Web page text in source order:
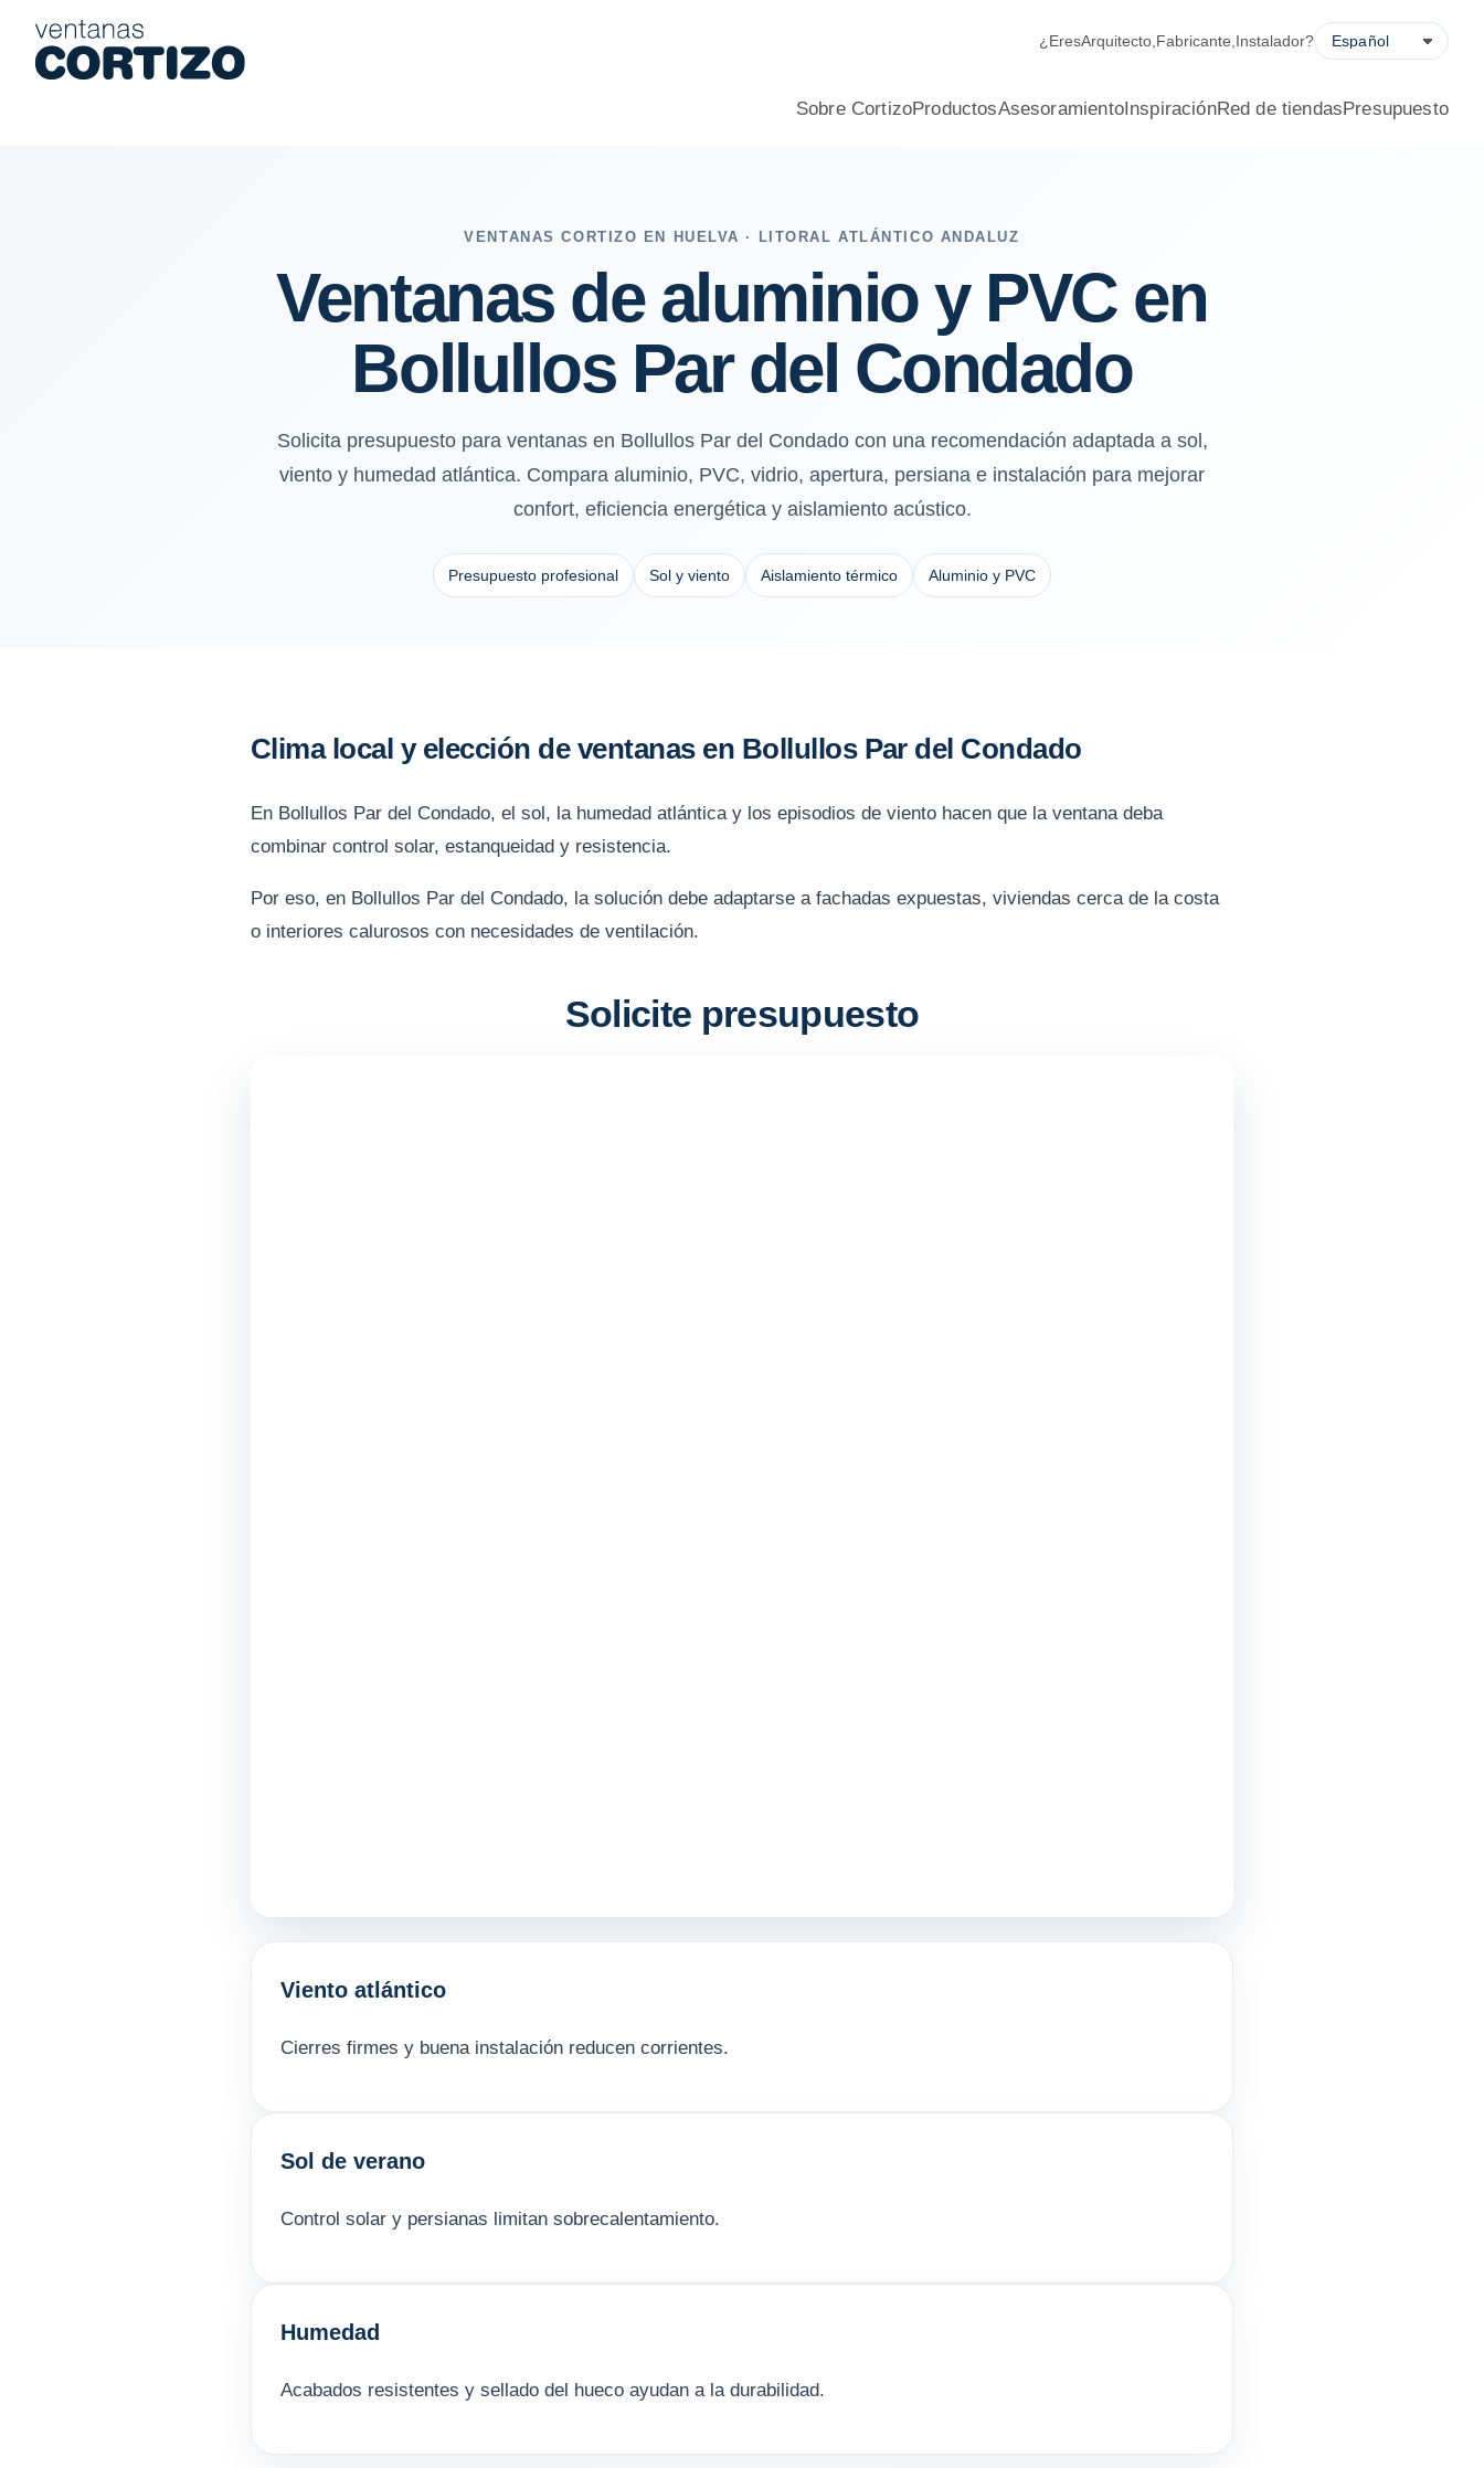
Ventanas de aluminio y PVC en Bollullos Par del Condado: sol, viento y humedad atlántica, aislamiento, confort y presupuesto profesional.
¿EresArquitecto Fabricante Instalador?
Sobre CortizoProductosAsesoramientoInspiraciónRed de tiendasPresupuesto
VENTANAS CORTIZO EN HUELVA · LITORAL ATLÁNTICO ANDALUZ
Ventanas de aluminio y PVC en
Bollullos Par del Condado
Solicita presupuesto para ventanas en Bollullos Par del Condado con una recomendación adaptada a sol,
viento y humedad atlántica. Compara aluminio, PVC, vidrio, apertura, persiana e instalación para mejorar
confort, eficiencia energética y aislamiento acústico.
Presupuesto profesional Sol y viento Aislamiento térmico Aluminio y PVC
Clima local y elección de ventanas en Bollullos Par del Condado
En Bollullos Par del Condado, el sol, la humedad atlántica y los episodios de viento hacen que la ventana deba
combinar control solar, estanqueidad y resistencia.
Por eso, en Bollullos Par del Condado, la solución debe adaptarse a fachadas expuestas, viviendas cerca de la costa
o interiores calurosos con necesidades de ventilación.
Solicite presupuesto
Viento atlántico
Cierres firmes y buena instalación reducen corrientes.
Sol de verano
Control solar y persianas limitan sobrecalentamiento.
Humedad
Acabados resistentes y sellado del hueco ayudan a la durabilidad.